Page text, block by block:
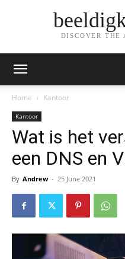
DISCOVER THE
Home Kantoor
Kantoor
Wat is het
een DNS en
By Andrew - 25 June 2021